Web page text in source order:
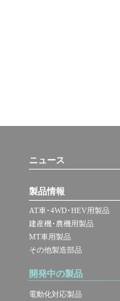
ニュース
製品情報
AT車･4WD･HEV用製品
建産機･農機用製品
MT車用製品
その他製造部品
開発中の製品
電動化対応製品